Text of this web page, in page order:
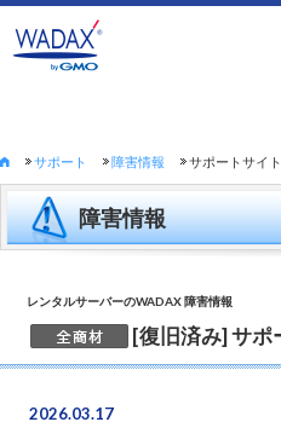
サポート 障害情報 サポートサイ
障害情報
レンタルサーバーのWADAX 障害情報
[復旧済み] サポ
2026.03.17